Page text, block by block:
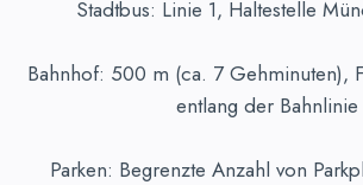
Stadtbus: Linie 1, Haltestelle
Bahnhof: 500 m (ca. 7 Gehminuten),
entlang der Bahnlinie
Parken: Begrenzte Anzahl von